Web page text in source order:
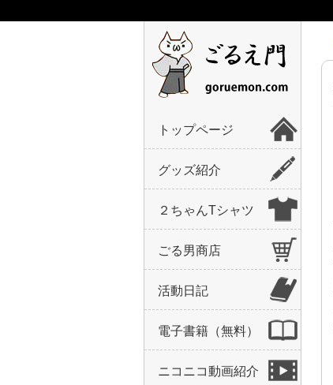
トップページ
グッズ紹介
２ちゃんTシャツ
ごる男商店
活動日記
電子書籍（無料）
ニコニコ動画紹介